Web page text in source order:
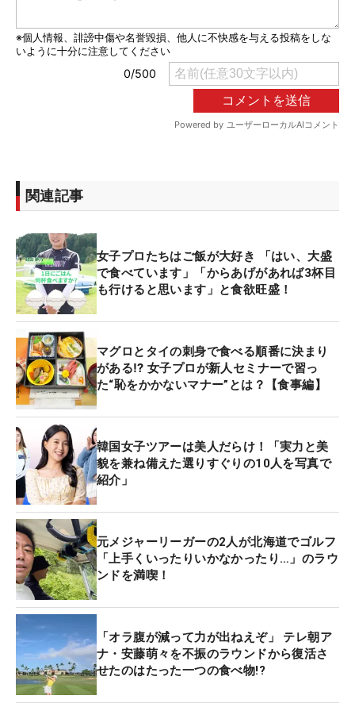
関連記事
女子プロたちはご飯が大好き 「はい、大盛
で食べています」「からあげがあれば3杯目
も行けると思います」と食欲旺盛！
マグロとタイの刺身で食べる順番に決まり
がある⁉ 女子プロが新人セミナーで習っ
た“恥をかかないマナー”とは？【食事編】
韓国女子ツアーは美人だらけ！「実力と美
貌を兼ね備えた選りすぐりの10人を写真で
紹介」
元メジャーリーガーの2人が北海道でゴルフ
「上手くいったりいかなかったり…」のラウ
ンドを満喫！
「オラ腹が減って力が出ねえぞ」 テレ朝ア
ナ・安藤萌々を不振のラウンドから復活さ
せたのはたった一つの食べ物!?